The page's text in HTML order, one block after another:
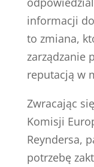
informacji
to zmiana,
zarządzanie
reputacją w
Zwracając
Komisji
Reyndersa,
potrzebę